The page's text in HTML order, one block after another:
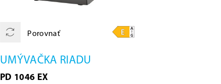
Porovnať
UMÝVAČKA RIADU
PD 1046 EX